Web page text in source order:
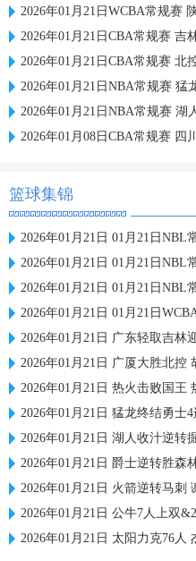
2026年01月21日WCBA常规赛
2026年01月21日CBA常规赛 吉
2026年01月21日CBA常规赛 北
2026年01月21日NBA常规赛 猛
2026年01月21日NBA常规赛 湖
2026年01月08日CBA常规赛 四
篮球集锦
2026年01月21日 01月21日NBL常规
2026年01月21日 01月21日NBL常规
2026年01月21日 01月21日NBL常规赛
2026年01月21日 01月21日WCBA常
2026年01月21日 广东轻取吉林迎
2026年01月21日 广厦大胜北控
2026年01月21日 热火击败国王 热巴
2026年01月21日 猛龙终结勇士4连胜
2026年01月21日 湖人收汁逆转掘金 东
2026年01月21日 爵士逆转胜森林狼
2026年01月21日 火箭逆转马刺 谢泼
2026年01月21日 公牛7人上双&25记
2026年01月21日 太阳力克76人 杰